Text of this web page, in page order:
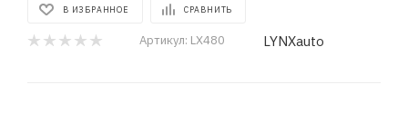
В ИЗБРАННОЕ СРАВНИТЬ
Артикул: LX480 LYNXauto